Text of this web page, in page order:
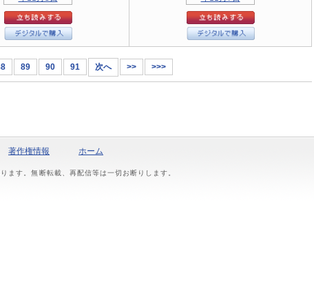
89 90 91 次へ >> >>>
著作権情報 ホーム
ます。無断転載、再配信等は一切お断りします。